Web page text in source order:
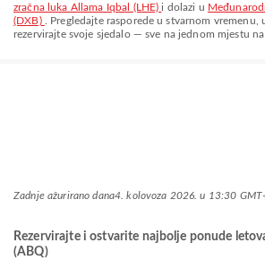
zračna luka Allama Iqbal (LHE)i dolazi u
(DXB)
. Pregledajte rasporede u stvarnom vremenu,
rezervirajte svoje sjedalo — sve na jednom mjestu na
Zadnje ažurirano dana4. kolovoza 2026. u 13:30
Rezervirajte i ostvarite najbolje ponude
(ABQ)